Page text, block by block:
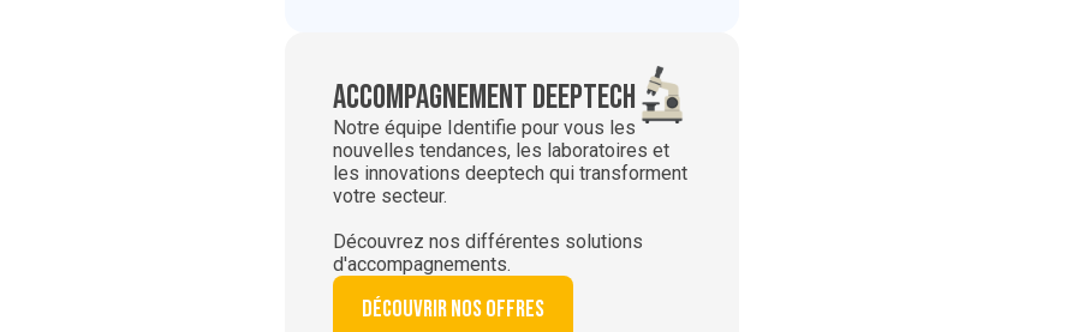
Accompagnement deeptech
Notre équipe Identifie pour vous les
nouvelles tendances, les laboratoires et
les innovations deeptech qui transforment
votre secteur.
Découvrez nos différentes solutions
d'accompagnements.
Découvrir nos offres